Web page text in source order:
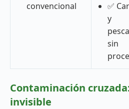
convencional
✅
y
sin
Contaminación
invisible